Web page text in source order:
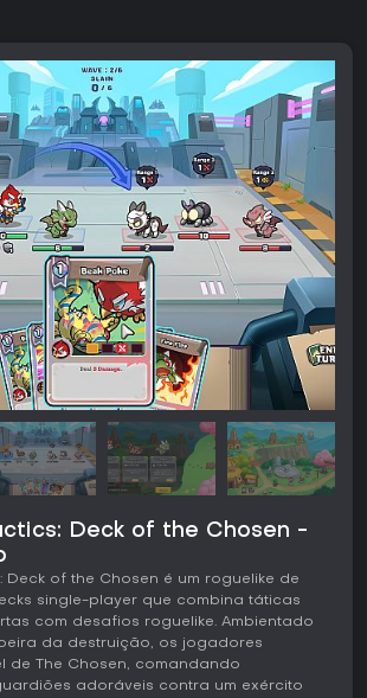
Deck of the Chosen -
Deck of the Chosen é um roguelike de
single-player que combina táticas
com desafios roguelike. Ambientado
da destruição, os jogadores
de The Chosen, comandando
adoráveis contra um exército